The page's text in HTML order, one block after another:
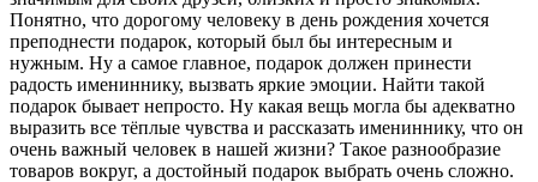
Понятно, что дорогому человеку в день рождения хочется
преподнести подарок, который был бы интересным и
нужным. Ну а самое главное, подарок должен принести
радость имениннику, вызвать яркие эмоции. Найти такой
подарок бывает непросто. Ну какая вещь могла бы адекватно
выразить все тёплые чувства и рассказать имениннику, что он
очень важный человек в нашей жизни? Такое разнообразие
товаров вокруг, а достойный подарок выбрать очень сложно.